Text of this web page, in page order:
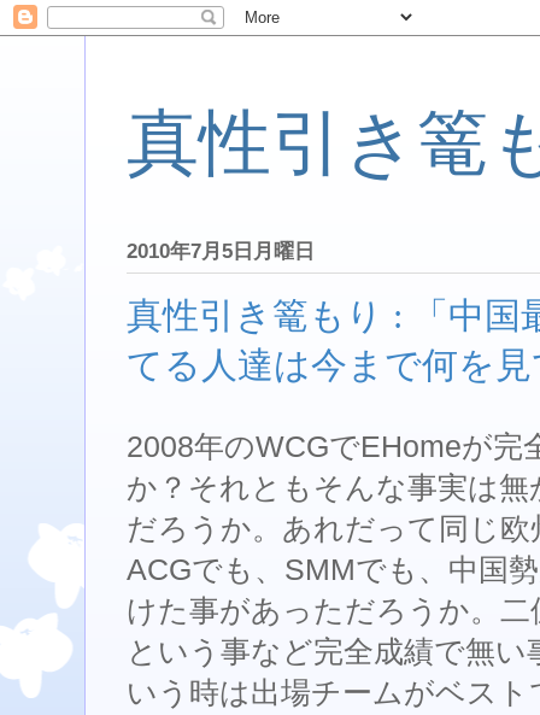
真性引き篭
2010年7月5日月曜日
真性引き篭もり : 「中国
てる人達は今まで何を
2008年のWCGでEHomeが完
か？それともそんな事実は
だろうか。あれだって同じ
ACGでも、SMMでも、中国
けた事があっただろうか。
という事など完全成績で無
いう時は出場チームがベス